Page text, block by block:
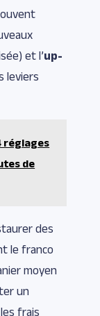
et l’up-
leviers
réglages
de
des
le franco
moyen
un
frais